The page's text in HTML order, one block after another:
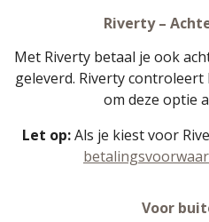
Riverty –
Met Riverty betaal je ook
geleverd. Riverty
om deze optie
Let op:Als je kiest voor
Voor